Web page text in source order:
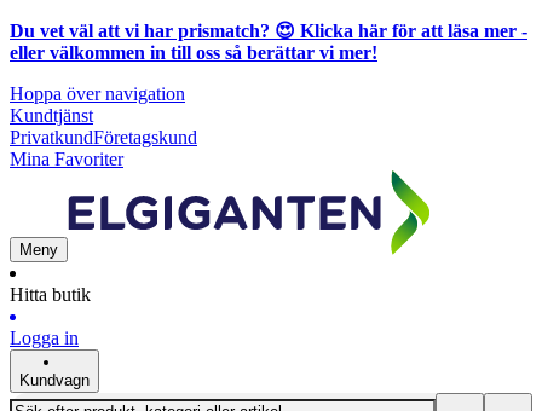
Du vet väl att vi har prismatch? 😍 Klicka här för att läsa mer -
eller välkommen in till oss så berättar vi mer!
Hoppa över navigation
Kundtjänst
PrivatkundFöretagskund
Mina Favoriter
Meny
Hitta butik
Logga in
Kundvagn